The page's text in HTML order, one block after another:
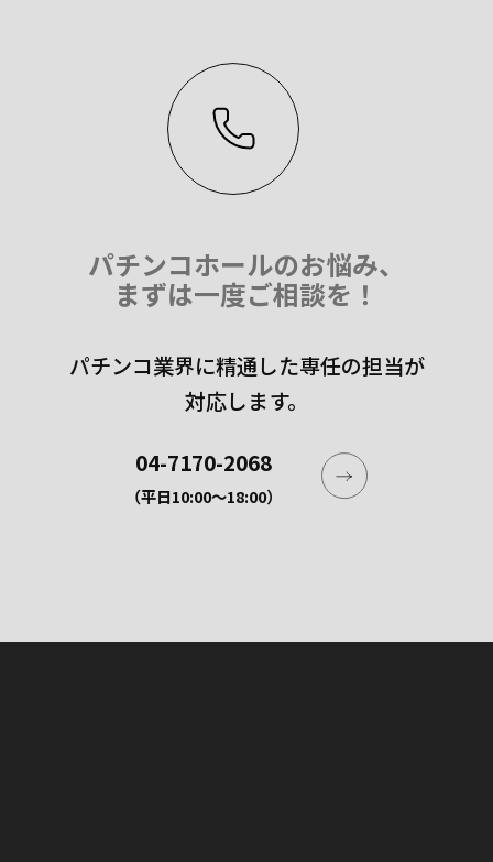
パチンコホールのお悩み、
まずは一度ご相談を！
パチンコ業界に精通した専任の担当が
対応します。
04-7170-2068
（平日10:00〜18:00）